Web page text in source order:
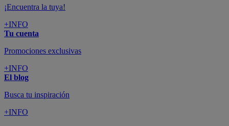
¡Encuentra la tuya!
+INFO
Tu cuenta
Promociones exclusivas
+INFO
El blog
Busca tu inspiración
+INFO